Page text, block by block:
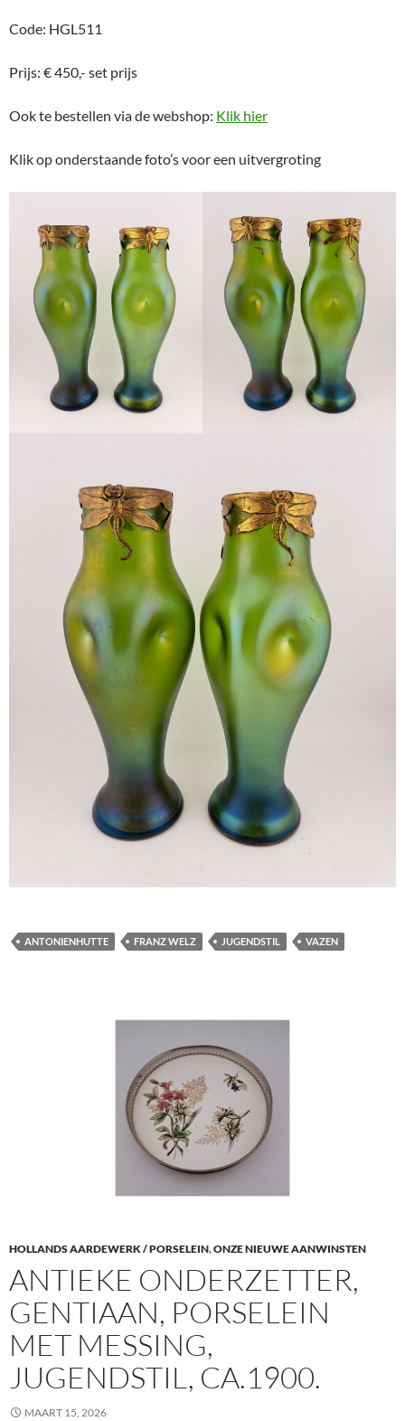
Code: HGL511
Prijs: € 450,- set prijs
Ook te bestellen via de webshop: Klik hier
Klik op onderstaande foto’s voor een uitvergroting
ANTONIENHUTTE FRANZ WELZ JUGENDSTIL VAZEN
HOLLANDS AARDEWERK / PORSELEIN,ONZE NIEUWE AANWINSTEN
ANTIEKE ONDERZETTER,
GENTIAAN, PORSELEIN
MET MESSING,
JUGENDSTIL, CA.1900.
MAART 15, 2026